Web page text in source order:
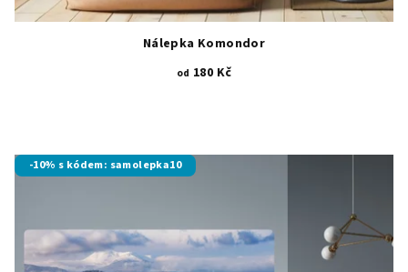
Nálepka Komondor
od 180 Kč
-10% s kódem: samolepka10